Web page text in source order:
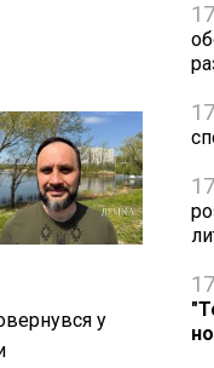
у